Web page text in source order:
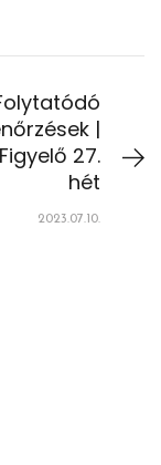
|
27.
hét
2023.07.10.